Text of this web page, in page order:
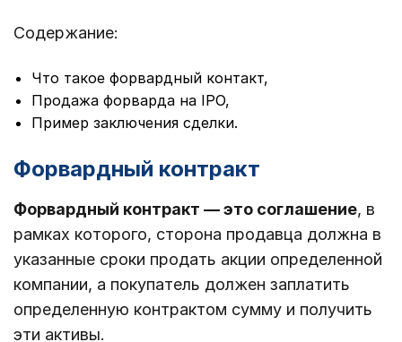
Содержание:
Что такое форвардный контакт,
Продажа форварда на IPO,
Пример заключения сделки.
Форвардный контракт
Форвардный контракт — это соглашение, в
рамках которого, сторона продавца должна в
указанные сроки продать акции определенной
компании, а покупатель должен заплатить
определенную контрактом сумму и получить
эти активы.